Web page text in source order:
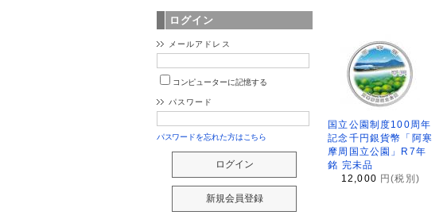
国立公園制度100周年
記念千円銀貨幣「阿寒
摩周国立公園」R7年
銘 完未品
12,000 円(税別)
ログイン
メールアドレス
コンピューターに記憶する
パスワード
パスワードを忘れた方はこちら